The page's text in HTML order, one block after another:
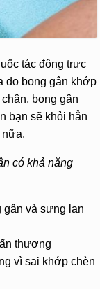
tác động trực
do bong gân khớp
bong gân
bạn sẽ khỏi hẳn
nữa.
có khả năng
gân và sưng lan
thương
vì sai khớp chèn